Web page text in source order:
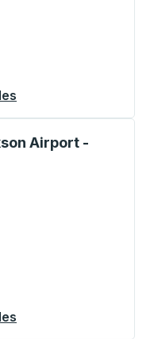
Airport -
de flecha o la tecla